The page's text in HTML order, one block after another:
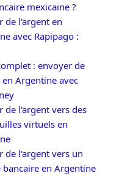
mexicaine ?
de l'argent en
avec Rapipago :
: envoyer de
Argentine avec
de l'argent vers des
virtuels en
de l'argent vers un
en Argentine